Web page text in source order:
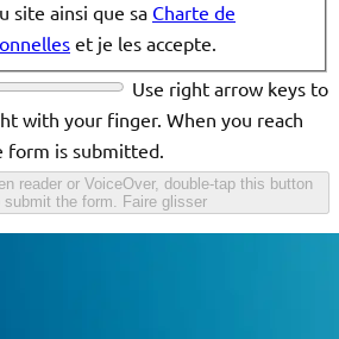
site ainsi que sa Charte de
et je les accepte.
Use right arrow keys to
with your finger. When you reach
form is submitted.
reader or VoiceOver, double-tap this button
submit the form.
Faire glisser